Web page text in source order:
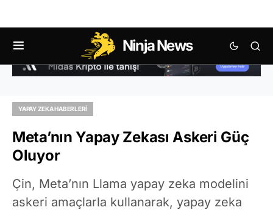
Ninja News
YAPAY ZEKA HABERLERI
Meta’nın Yapay Zekası Askeri Güç
Oluyor
Çin, Meta’nın Llama yapay zeka modelini
askeri amaçlarla kullanarak, yapay zeka